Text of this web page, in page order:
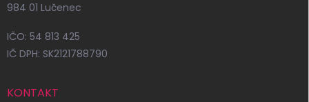
984 01 Lučenec
IČO: 54 813 425
IČ DPH: SK2121788790
KONTAKT